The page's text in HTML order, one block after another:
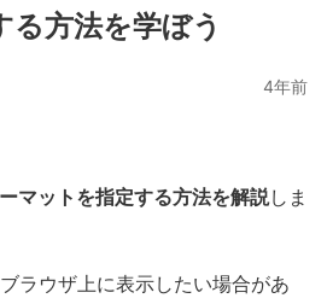
方法を学ぼう
4年前
マットを指定する方法を解説しま
ラウザ上に表示したい場合があ